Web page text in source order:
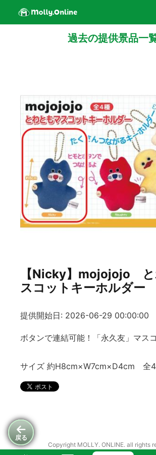
戻る
過去の提供景品一
【Nicky】mojojojo と
スコットキーホルダー
提供開始日: 2026-06-29 00:00:00
ボタンで連結可能！「永久友」マス
サイズ 約H8cm×W7cm×D4cm 全
Copyright MOLLY. ONLINE. all rights